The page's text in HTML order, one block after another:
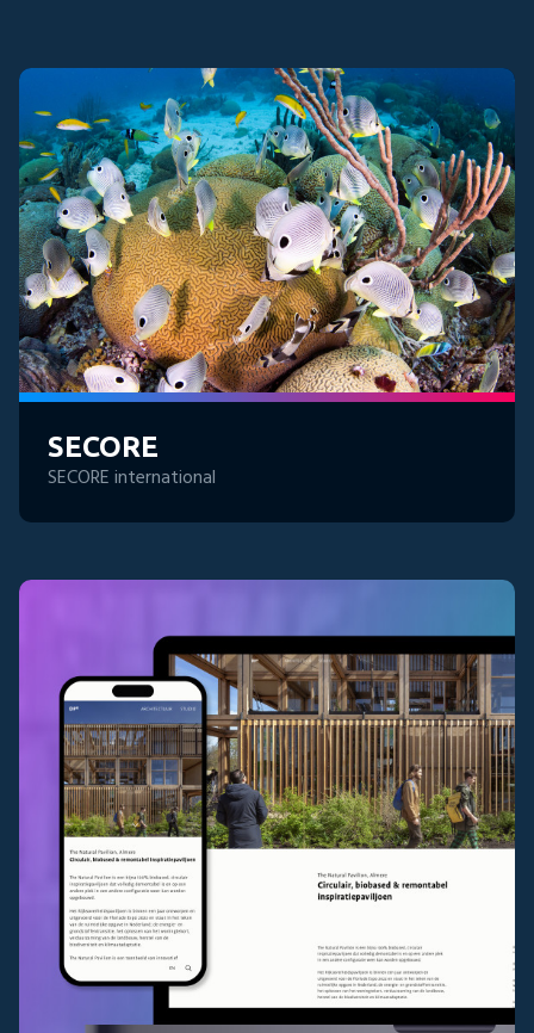
Blijf op de hoogte
E-mailadres * Aanmelden
SECORE
SECORE international